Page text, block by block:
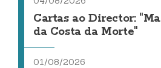
Cartas ao Director:
da Costa da Morte"
01/08/2026